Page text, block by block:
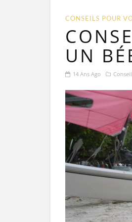
CONSEILS POUR
UN
14 Ans Ago